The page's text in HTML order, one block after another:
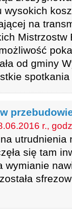
wysokich
na
od gminy
r.,
utrudnienia
się tam
wymianie